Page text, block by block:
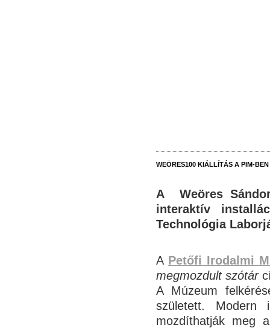
WEÖRES100 KIÁLLÍTÁS A PIM-
A Weöres
interaktív
Technológia
A Petőfi Irodalmi
megmozdult szótár
A Múzeum
született. Modern
mozdíthatják meg